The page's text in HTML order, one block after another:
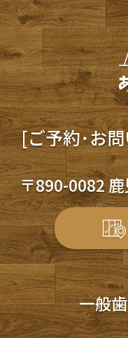
[ご予約･お
〒890-0082
一般